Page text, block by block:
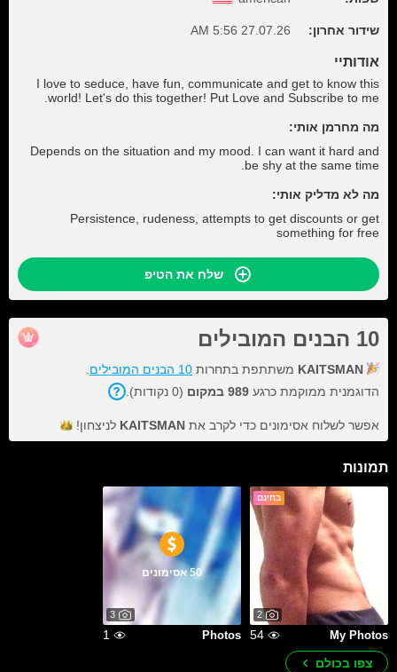
שידור אחרון: 27.07.26 5:56 AM
אודותיי
I love to seduce, have fun, communicate and get to know this
world! Let's do this together! Put Love and Subscribe to me.
מה מחרמן אותי:
Depends on the situation and my mood. I can want it hard and
be shy at the same time.
מה לא מדליק אותי:
Persistence, rudeness, attempts to get discounts or get
something for free
שלח את הטיפ
10 הבנים המובילים
KAITSMAN משתתפת בתחרות 10 הבנים המובילים
הדוגמנית ממוקמת כרגע 989 במקום (0 נקודות).
אפשר לשלוח אסימונים כדי לקרב את KAITSMAN לניצחון!
תמונות
בחינם
2
My Photos
54
50 אסימונים
3
Photos
1
צפו בכולם